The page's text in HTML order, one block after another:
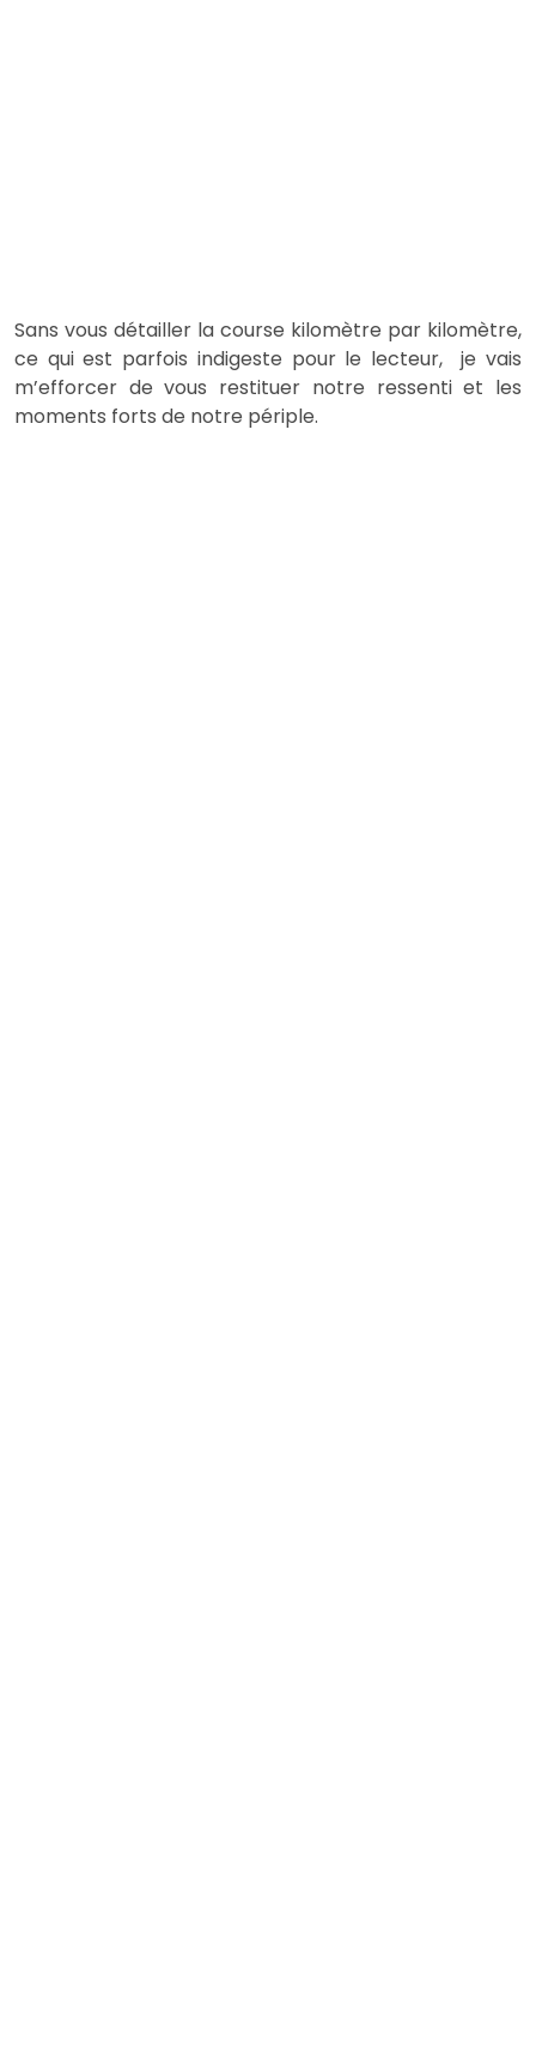
Sans vous détailler la course kilomètre par kilomètre,
ce qui est parfois indigeste pour le lecteur, je vais
m’efforcer de vous restituer notre ressenti et les
moments forts de notre périple.